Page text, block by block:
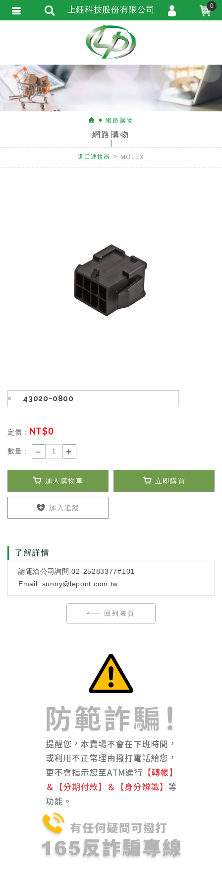
網路購物
網路購物
進口連接器 MOLEX
43020-0800
定價 : NT$0
數量 : － +
加入購物車 立即購買
加入追蹤
了解詳情
請電洽公司詢問 02-25283377#101
Email: sunny@lepont.com.tw
回列表頁
上鈺科技股份有限公司 0
會員登入
會員註冊
忘記密碼